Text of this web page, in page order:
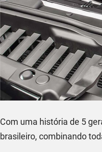
Com uma história de 5
brasileiro, combinando